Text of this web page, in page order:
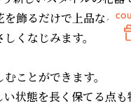
飾るだけで上品なイン
くなじみます。
ことができます。
状態を長く保てる点も